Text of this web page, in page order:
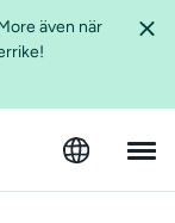
även när